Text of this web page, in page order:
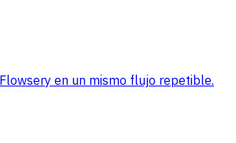
en un mismo flujo repetible.